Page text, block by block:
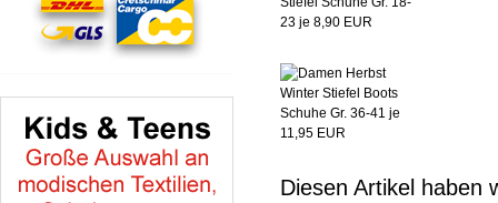
Diesen Artikel haben